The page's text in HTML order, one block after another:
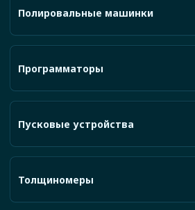
Полировальные машинки
Программаторы
Пусковые устройства
Толщиномеры